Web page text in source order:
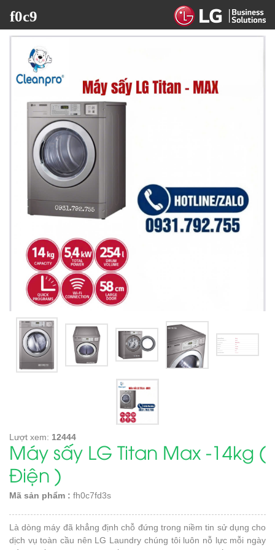
Lượt xem: 12444
Máy sấy LG Titan Max -14kg (
Điện )
Mã sản phẩm : fh0c7fd3s
Là dòng máy đã khẳng định chỗ đứng trong niềm tin sử dụng cho
dịch vụ toàn cầu nên LG Laundry chúng tôi luôn nỗ lực mỗi ngày